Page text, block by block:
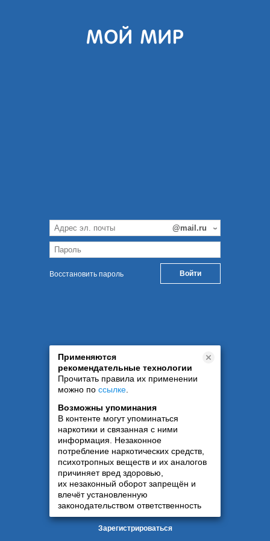
Восстановить пароль
Применяются
рекомендательные технологии
Прочитать правила их применении
можно по ссылке
Возможны упоминания
В контенте могут упоминаться
наркотики и связанная с ними
информация. Незаконное
потребление наркотических средств,
психотропных веществ и их аналогов
причиняет вред здоровью,
их незаконный оборот запрещён и
влечёт установленную
законодательством ответственность
Зарегистрироваться